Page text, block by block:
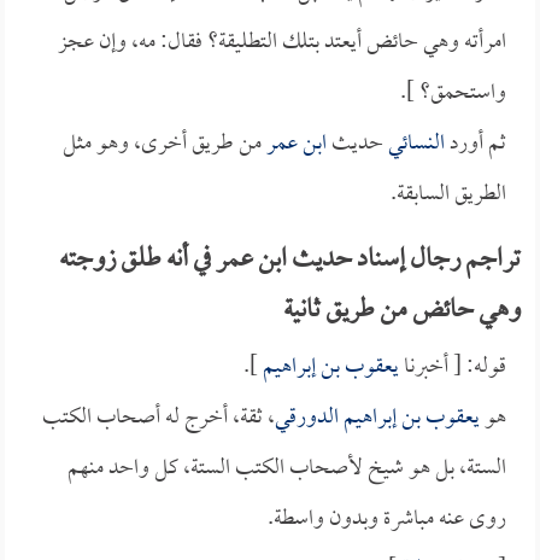
امرأته وهي حائض أيعتد بتلك التطليقة؟ فقال: مه، وإن عجز
واستحمق؟ ].
ثم أوردالنسائيحديثابن عمرمن طريق أخرى، وهو مثل
الطريق السابقة.
تراجم رجال إسناد حديث ابن عمر في أنه طلق زوجته
وهي حائض من طريق ثانية
قوله: [ أخبرنايعقوب بن إبراهيم].
هويعقوب بن إبراهيم الدورقي، ثقة، أخرج له أصحاب الكتب
الستة، بل هو شيخ لأصحاب الكتب الستة، كل واحد منهم
روى عنه مباشرة وبدون واسطة.